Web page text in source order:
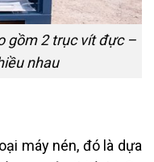
gồm 2 trục vít đực –
nhau
máy nén, đó là dựa